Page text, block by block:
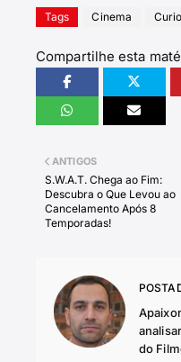
Tags Cinema
Compartilhe esta
ANTIGOS
S.W.A.T. Chega ao Fim:
Descubra o Que Levou ao
Cancelamento Após 8
Temporadas!
do